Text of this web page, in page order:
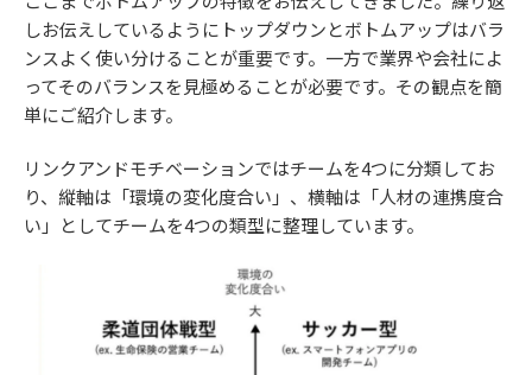
しお伝えしているようにトップダウンとボトムアップはバラ
ンスよく使い分けることが重要です。一方で業界や会社によ
ってそのバランスを見極めることが必要です。その観点を簡
単にご紹介します。
リンクアンドモチベーションではチームを4つに分類してお
り、縦軸は「環境の変化度合い」、横軸は「人材の連携度合
い」としてチームを4つの類型に整理しています。